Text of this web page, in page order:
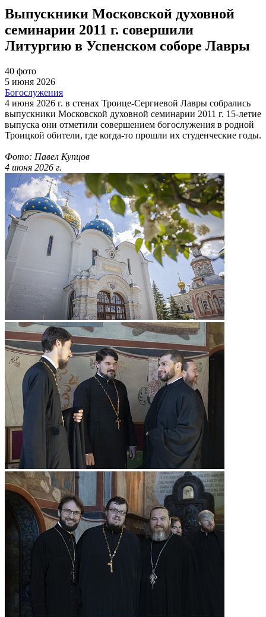
Выпускники Московской духовной
семинарии 2011 г. совершили
Литургию в Успенском соборе Лавры
40 фото
5 июня 2026
Богослужения
4 июня 2026 г. в стенах Троице-Сергиевой Лавры собрались
выпускники Московской духовной семинарии 2011 г. 15-летие
выпуска они отметили совершением богослужения в родной
Троицкой обители, где когда-то прошли их студенческие годы.
Фото: Павел Купцов
4 июня 2026 г.